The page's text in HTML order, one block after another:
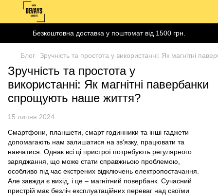
Безкоштовна доставка у поштомат від 1500 грн.
Блог Зручність та простота у використанні: Як магнітні
Зручність та простота у
використанні: Як магнітні павербанки
спрощують наше життя?
15 липня 2024
Смартфони, планшети, смарт годинники та інші гаджети
допомагають нам залишатися на зв'язку, працювати та
навчатися. Однак всі ці пристрої потребують регулярного
заряджання, що може стати справжньою проблемою,
особливо під час екстрених відключень електропостачання.
Але завжди є вихід, і це – магнітний повербанк. Сучасний
пристрій має безліч експлуатаційних переваг над своїми